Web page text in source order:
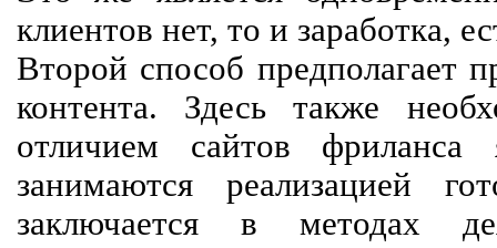
клиентов нет, то и заработка,
Второй способ предполагает
контента. Здесь также
отличием сайтов
занимаются реализацией
заключается в методах